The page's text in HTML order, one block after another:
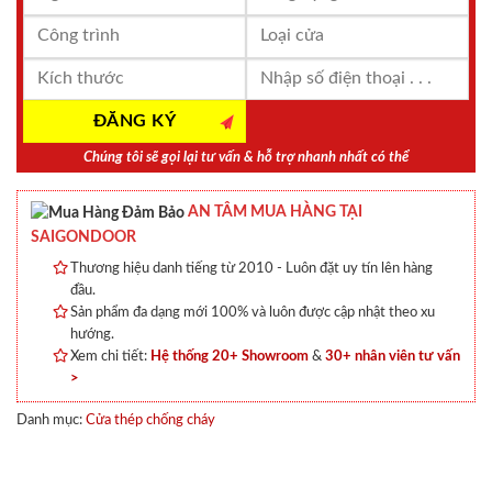
Chúng tôi sẽ gọi lại tư vấn & hỗ trợ nhanh nhất có thể
AN TÂM MUA HÀNG TẠI
SAIGONDOOR
Thương hiệu danh tiếng từ 2010 - Luôn đặt uy tín lên hàng
đầu.
Sản phẩm đa dạng mới 100% và luôn được cập nhật theo xu
hướng.
Xem chi tiết: Hệ thống 20+ Showroom & 30+ nhân viên tư vấn
>
Danh mục: Cửa thép chống cháy